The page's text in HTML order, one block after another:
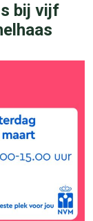
bij vijf